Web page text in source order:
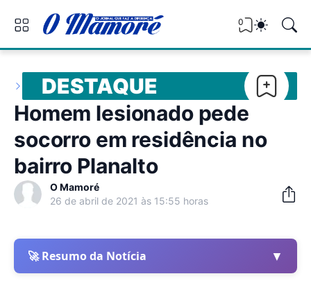
0
DESTAQUE
Homem lesionado pede
socorro em residência no
bairro Planalto
O Mamoré
26 de abril de 2021 às 15:55 horas
🚀 Resumo da Notícia ▼